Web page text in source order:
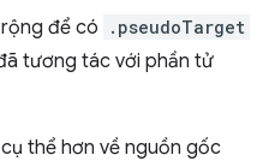
để có .pseudoTarget
tương tác với phần tử
thể hơn về nguồn gốc